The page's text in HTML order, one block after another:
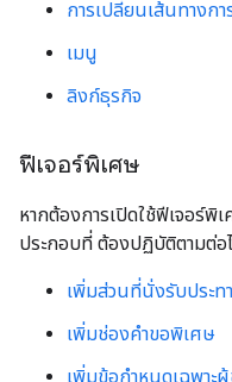
การเปลี่ยนเส้นทางกา
เมนู
ลิงก์ธุรกิจ
ฟีเจอร์พิเศษ
หากต้องการเปิดใช้ฟีเจอร์พิ
ประกอบที่ ต้องปฏิบัติตามต่อ
เพิ่มส่วนที่นั่งรับประท
เพิ่มช่องคำขอพิเศษ
เพิ่มข้อกำหนดเฉพาะ